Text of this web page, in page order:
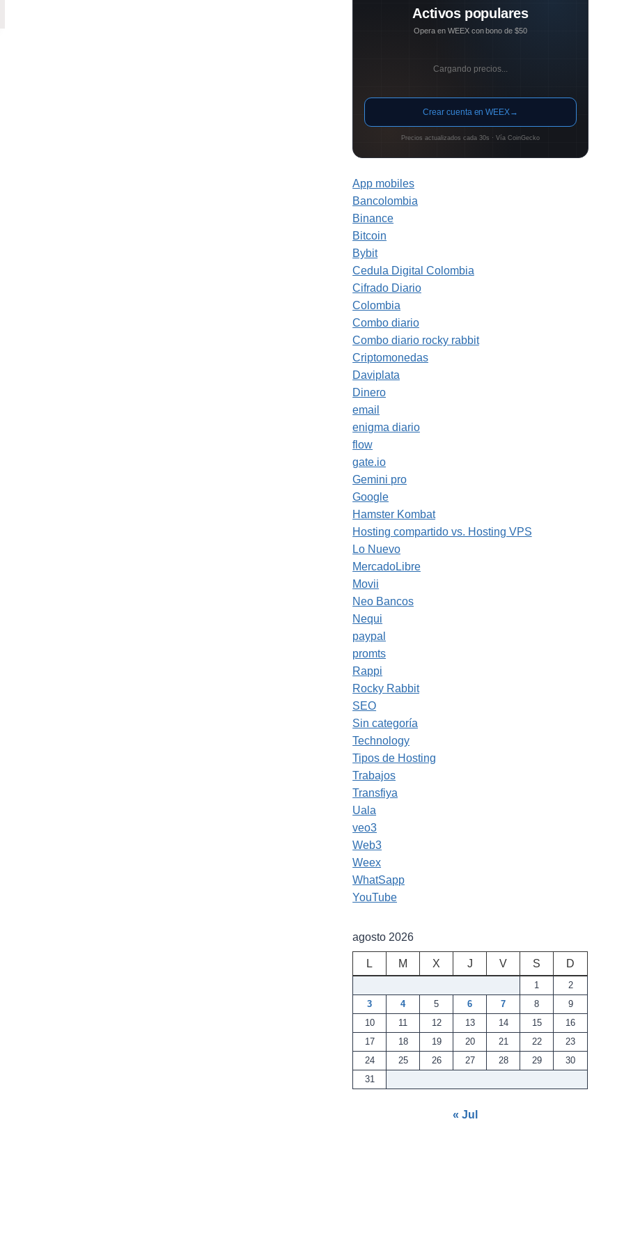
Activos populares
Opera en WEEX con bono de $50
Cargando precios...
Crear cuenta en WEEX→
Precios actualizados cada 30s · Vía CoinGecko
App mobiles
Bancolombia
Binance
Bitcoin
Bybit
Cedula Digital Colombia
Cifrado Diario
Colombia
Combo diario
Combo diario rocky rabbit
Criptomonedas
Daviplata
Dinero
email
enigma diario
flow
gate.io
Gemini pro
Google
Hamster Kombat
Hosting compartido vs. Hosting VPS
Lo Nuevo
MercadoLibre
Movii
Neo Bancos
Nequi
paypal
promts
Rappi
Rocky Rabbit
SEO
Sin categoría
Technology
Tipos de Hosting
Trabajos
Transfiya
Uala
veo3
Web3
Weex
WhatSapp
YouTube
agosto 2026
L M X J V S D
1
2
3
4 5 6 7 8
9
10
11 12 13 14 15
16
17
18 19 20 21 22
23
24
25 26 27 28 29
30
31
« Jul